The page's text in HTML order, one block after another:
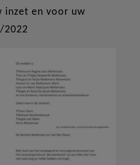
inzet en voor uw
2022